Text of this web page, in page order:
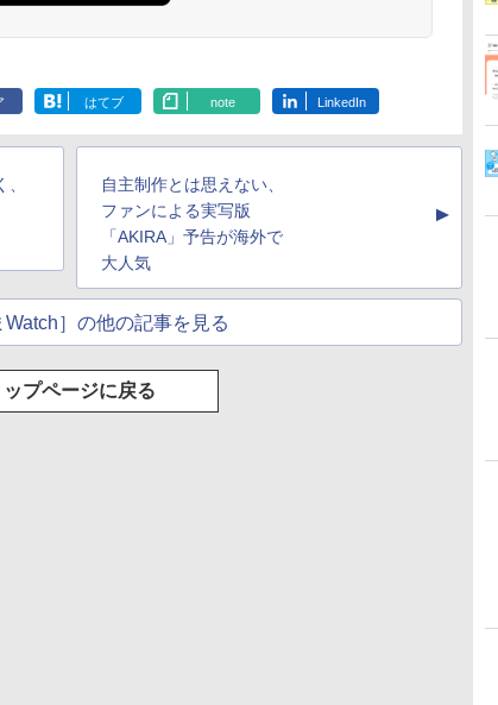
はてブ note LinkedIn
自主制作とは思えない、
ファンによる実写版
「AKIRA」予告が海外で
大人気
▲
Watch］の他の記事を見る
ップページに戻る